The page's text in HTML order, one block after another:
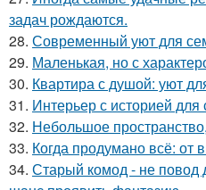
задач рождаются.
28. Современный уют для
29. Маленькая, но с
30. Квартира с душой: уют
31. Интерьер с историей для
32. Небольшое
33. Когда продумано всё: от
34. Старый комод - не повод